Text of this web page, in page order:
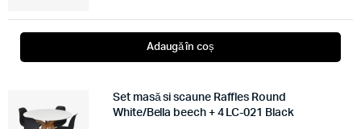
Adaugă în coș
Set masă si scaune Raffles Round
White/Bella beech + 4 LC-021 Black